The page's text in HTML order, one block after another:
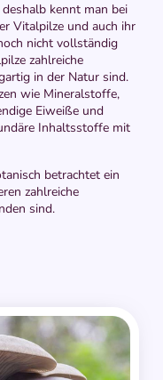
kennt man bei
Vitalpilze und auch ihr
nicht vollständig
zahlreiche
in der Natur sind.
wie Mineralstoffe,
Eiweiße und
Inhaltsstoffe mit
betrachtet ein
zahlreiche
sind.